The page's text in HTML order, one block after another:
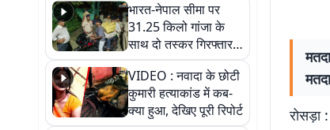
भारत-नेपाल सीमा पर
31.25 किलो गांजा के
साथ दो तस्कर गिरफ्तार,
नेपाली नंबर की बाइक
जब्त
VIDEO : नवादा के छोटी
कुमारी हत्याकांड में कब-
क्या हुआ, देखिए पूरी रिपोर्ट
रोसड़ा